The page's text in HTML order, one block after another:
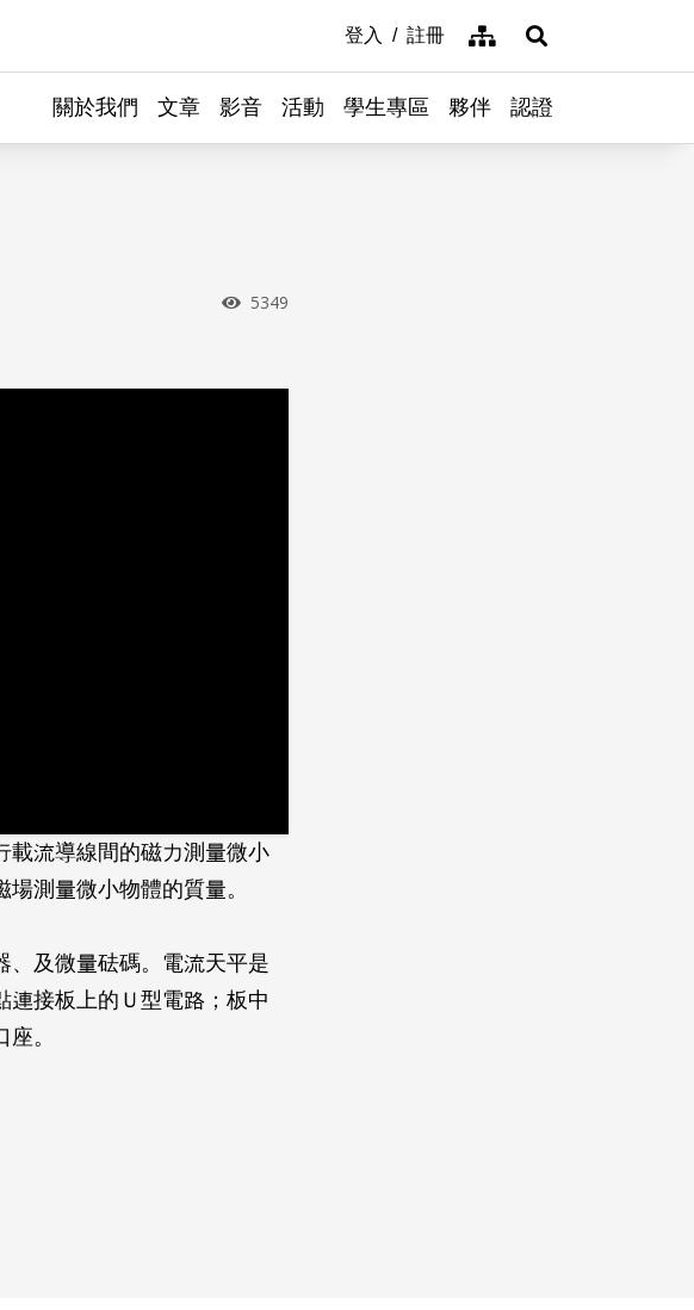
登入 註冊 網站導覽展開搜尋
關於我們 文章 影音 活動 學生專區 夥伴 認證
瀏覽次數
5349
載流導線間的磁力測量微小
測量微小物體的質量。
、及微量砝碼。電流天平是
連接板上的Ｕ型電路；板中
座。